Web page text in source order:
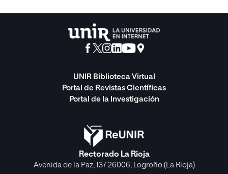
UNIR Biblioteca Virtual
Portal de Revistas Científicas
Portal de la Investigación
Rectorado La Rioja
Avenida de la Paz, 137 26006, Logroño (La Rioja)